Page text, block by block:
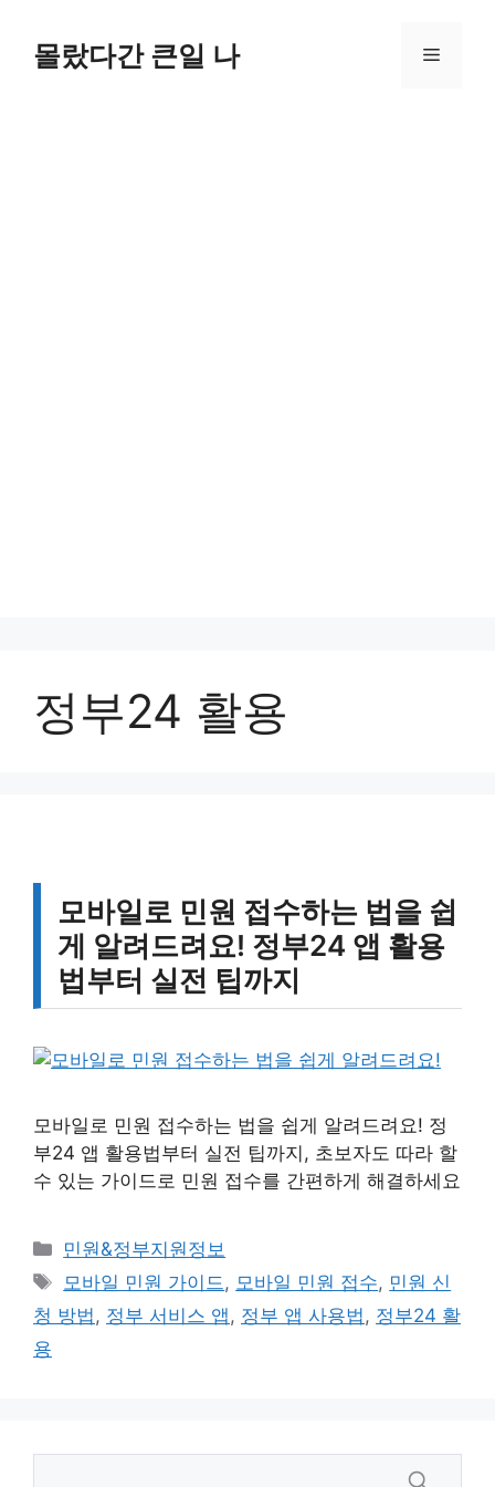
몰랐다간 큰일 나 메
정부24 활용
모바일로 민원 접수하는 법을 쉽
게 알려드려요! 정부24 앱 활용
법부터 실전 팁까지
모바일로 민원 접수하는 법을 쉽게 알려드려요! 정
부24 앱 활용법부터 실전 팁까지, 초보자도 따라 할
수 있는 가이드로 민원 접수를 간편하게 해결하세요
카
테
리
민원&정부지원정보
태
그
모바일 민원 가이드, 모바일 민원 접수, 민원 신
청 방법, 정부 서비스 앱, 정부 앱 사용법, 정부24 활
용